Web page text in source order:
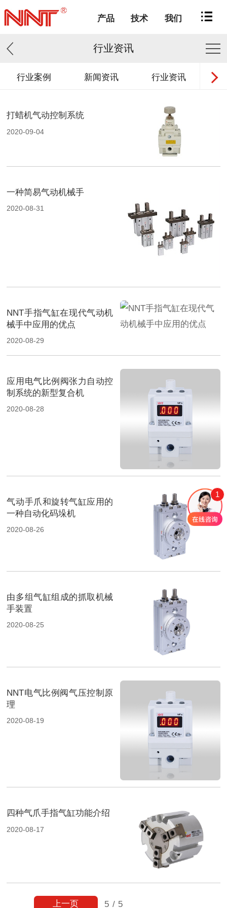
产品 技术 我们
行业资讯
行业案例 新闻资讯 行业资讯
打蜡机气动控制系统
2020-09-04
一种简易气动机械手
2020-08-31
NNT手指气缸在现代气动机
械手中应用的优点
2020-08-29
应用电气比例阀张力自动控
制系统的新型复合机
2020-08-28
气动手爪和旋转气缸应用的
一种自动化码垛机
2020-08-26
由多组气缸组成的抓取机械
手装置
2020-08-25
NNT电气比例阀气压控制原
理
2020-08-19
四种气爪手指气缸功能介绍
2020-08-17
5 / 5
上一页
1